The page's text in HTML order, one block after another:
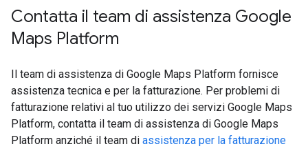
Contatta il team di assistenza Google
Maps Platform
Il team di assistenza di Google Maps Platform fornisce
assistenza tecnica e per la fatturazione. Per problemi di
fatturazione relativi al tuo utilizzo dei servizi Google Maps
Platform, contatta il team di assistenza di Google Maps
Platform anziché il team di assistenza per la fatturazione